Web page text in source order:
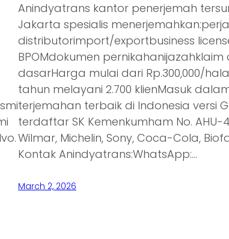
Anindyatrans kantor penerjemah
Jakarta spesialis
distributorimport/exportbusiness
BPOMdokumen
dasarHarga mulai dari Rp.300,000/
tahun melayani 2.700 klienMasuk
terjemahan terbaik di Indonesia versi
terdaftar SK Kemenkumham No. AHU-
Wilmar, Michelin, Sony, Coca-Cola,
Kontak Anindyatrans:WhatsApp:…
March 2, 2026